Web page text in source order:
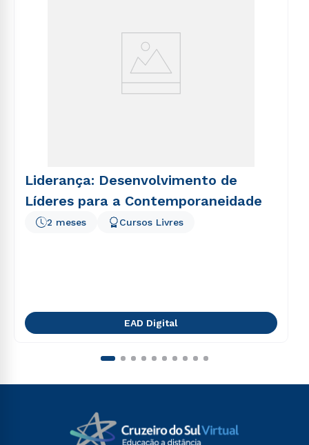
Liderança: Desenvolvimento de
Líderes para a Contemporaneidade
2 meses Cursos Livres
EAD Digital